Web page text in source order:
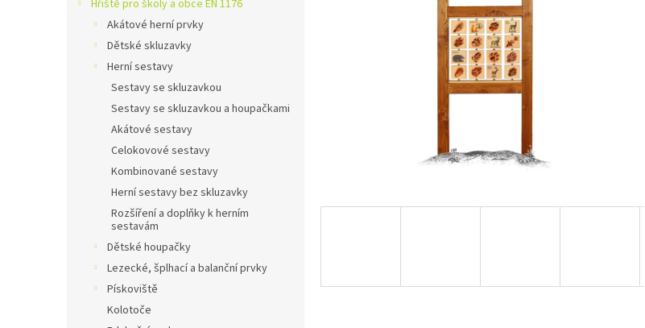
Hřiště pro školy a obce EN 1176
Akátové herní prvky
Dětské skluzavky
Herní sestavy
Sestavy se skluzavkou
Sestavy se skluzavkou a houpačkami
Akátové sestavy
Celokovové sestavy
Kombinované sestavy
Herní sestavy bez skluzavky
Rozšíření a doplňky k herním
sestavám
Dětské houpačky
Lezecké, šplhací a balanční prvky
Pískoviště
Kolotoče
hvězdiček.